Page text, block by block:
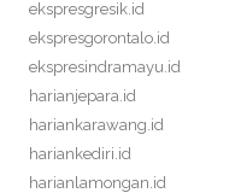
ekspresgresik.id
ekspresgorontalo.id
ekspresindramayu.id
harianjepara.id
hariankarawang.id
hariankediri.id
harianlamongan.id